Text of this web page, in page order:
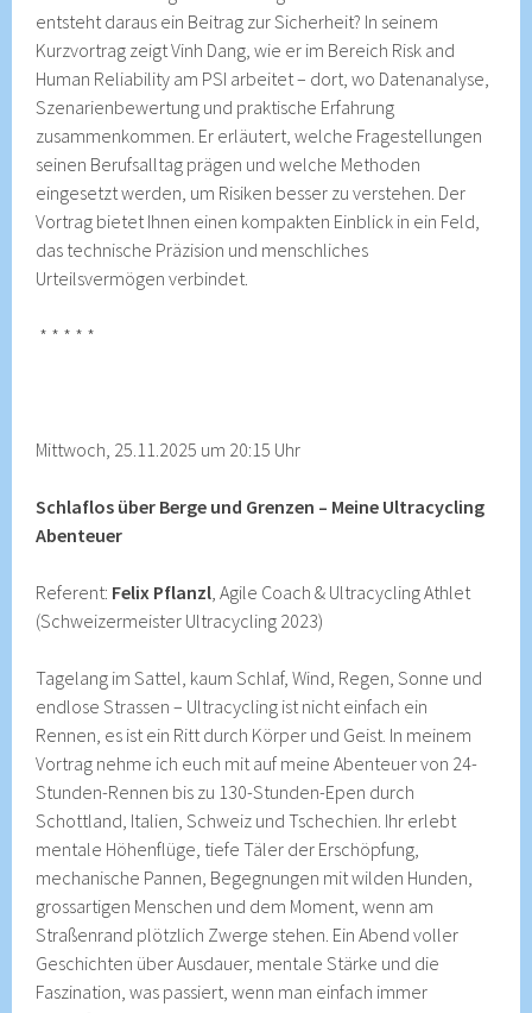
entsteht daraus ein Beitrag zur Sicherheit? In seinem
Kurzvortrag zeigt Vinh Dang, wie er im Bereich Risk and
Human Reliability am PSI arbeitet – dort, wo Datenanalyse,
Szenarienbewertung und praktische Erfahrung
zusammenkommen. Er erläutert, welche Fragestellungen
seinen Berufsalltag prägen und welche Methoden
eingesetzt werden, um Risiken besser zu verstehen. Der
Vortrag bietet Ihnen einen kompakten Einblick in ein Feld,
das technische Präzision und menschliches
Urteilsvermögen verbindet.
* * * * *
Mittwoch, 25.11.2025 um 20:15 Uhr
Schlaflos über Berge und Grenzen – Meine Ultracycling
Abenteuer
Referent: Felix Pflanzl, Agile Coach & Ultracycling Athlet
(Schweizermeister Ultracycling 2023)
Tagelang im Sattel, kaum Schlaf, Wind, Regen, Sonne und
endlose Strassen – Ultracycling ist nicht einfach ein
Rennen, es ist ein Ritt durch Körper und Geist. In meinem
Vortrag nehme ich euch mit auf meine Abenteuer von 24-
Stunden-Rennen bis zu 130-Stunden-Epen durch
Schottland, Italien, Schweiz und Tschechien. Ihr erlebt
mentale Höhenflüge, tiefe Täler der Erschöpfung,
mechanische Pannen, Begegnungen mit wilden Hunden,
grossartigen Menschen und dem Moment, wenn am
Straßenrand plötzlich Zwerge stehen. Ein Abend voller
Geschichten über Ausdauer, mentale Stärke und die
Faszination, was passiert, wenn man einfach immer